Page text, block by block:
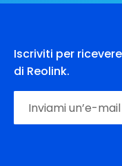
Iscriviti per
di Reolink.